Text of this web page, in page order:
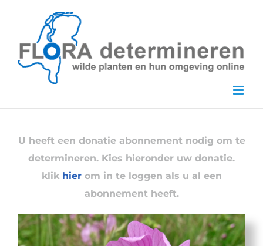
content
U heeft een donatie abonnement nodig om te
determineren. Kies hieronder uw donatie.
klik hierom in te loggen als u al een
abonnement heeft.